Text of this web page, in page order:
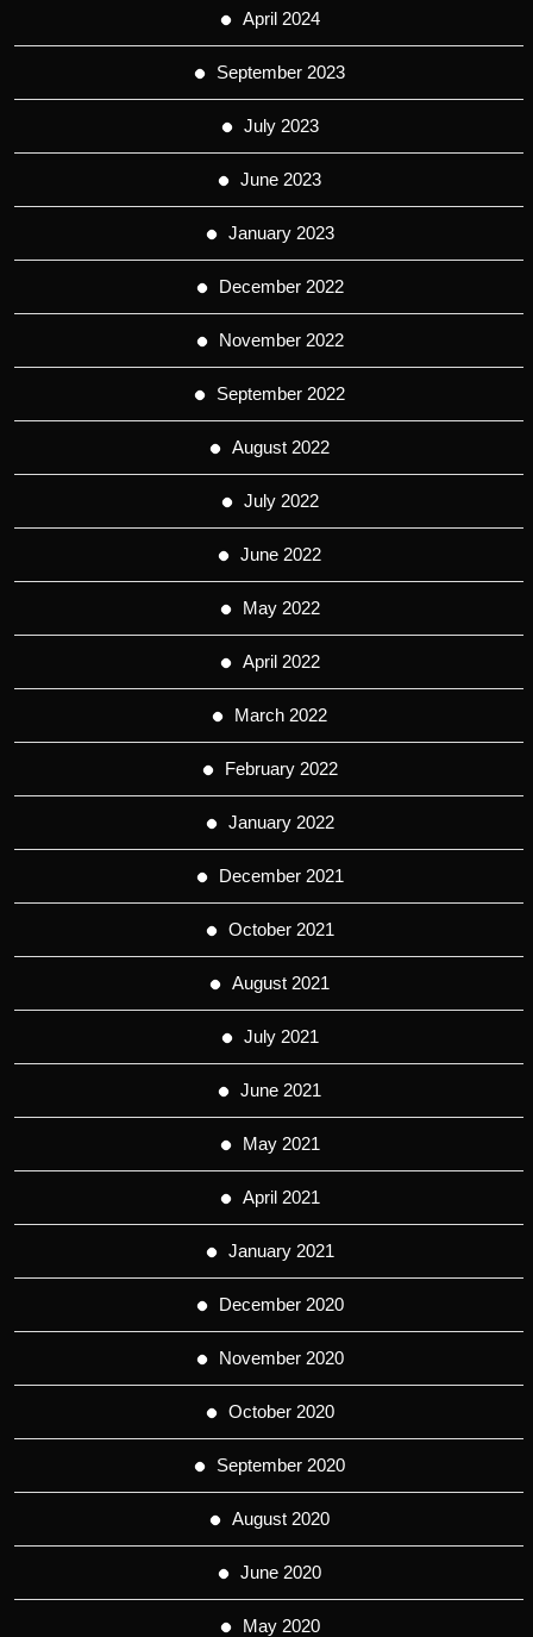
April 2024
September 2023
July 2023
June 2023
January 2023
December 2022
November 2022
September 2022
August 2022
July 2022
June 2022
May 2022
April 2022
March 2022
February 2022
January 2022
December 2021
October 2021
August 2021
July 2021
June 2021
May 2021
April 2021
January 2021
December 2020
November 2020
October 2020
September 2020
August 2020
June 2020
May 2020